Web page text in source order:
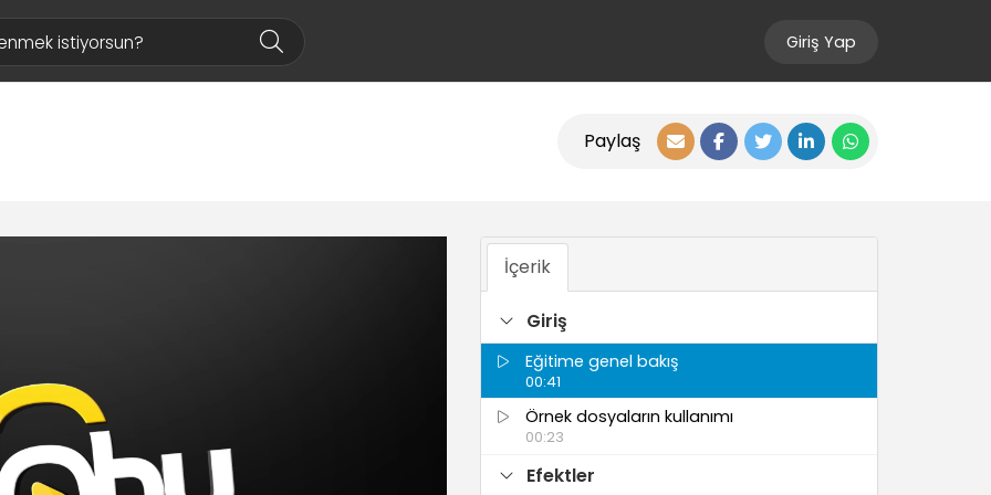
Giriş Yap
Paylaş
İçerik
Giriş
Eğitime genel bakış
00:41
Örnek dosyaların kullanımı
00:23
Efektler